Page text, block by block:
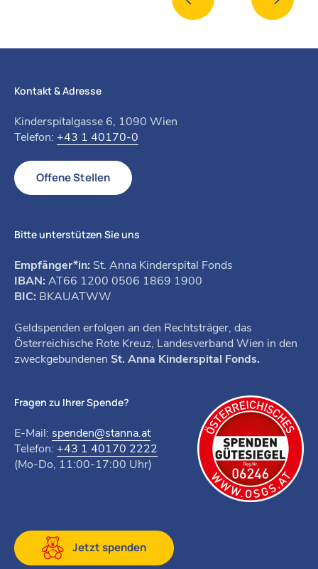
Kontakt & Adresse
Kinderspitalgasse 6, 1090 Wien
Telefon: +43 1 40170-0
Offene Stellen
Bitte unterstützen Sie uns
Empfänger*in: St. Anna Kinderspital Fonds
IBAN: AT66 1200 0506 1869 1900
BIC: BKAUATWW
Geldspenden erfolgen an den Rechtsträger, das
Österreichische Rote Kreuz, Landesverband Wien in den
zweckgebundenen St. Anna Kinderspital Fonds.
Fragen zu Ihrer Spende?
E-Mail: spenden@stanna.at
Telefon: +43 1 40170 2222
(Mo-Do, 11:00-17:00 Uhr)
Jetzt spenden